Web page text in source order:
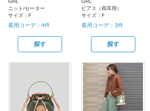
ニット/セーター
サイズ： F
着用コーデ： 4件
探す
ピアス（両耳用）
サイズ：F
着用コーデ：3件
探す